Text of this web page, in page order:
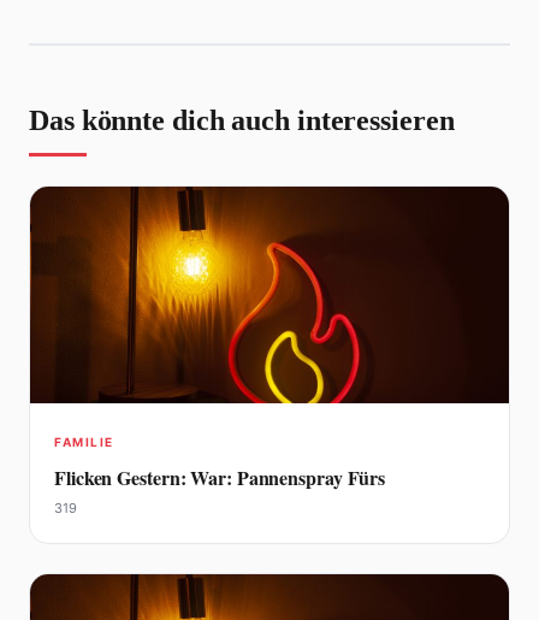
Das könnte dich auch interessieren
FAMILIE
Flicken Gestern: War: Pannenspray Fürs
319